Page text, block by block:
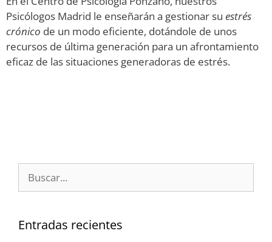
Psicólogos Madrid le enseñarán a gestionar su estrés
crónico de un modo eficiente, dotándole de unos
recursos de última generación para un afrontamiento
eficaz de las situaciones generadoras de estrés.
Entradas recientes